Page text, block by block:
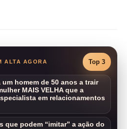
ALTA AGORA Top 3
um homem de 50 anos a trair
MAIS VELHA que a
em relacionamentos
que podem “imitar” a ação do